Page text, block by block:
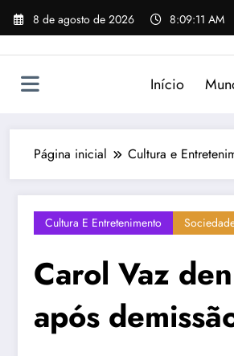
Pular
para
8 de agosto de 2026 8:09:11 AM
Início
Página inicial Cultura e
Cultura E Entretenimento
Carol Vaz
após